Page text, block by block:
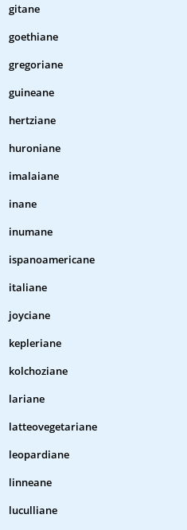
gitane
goethiane
gregoriane
guineane
hertziane
huroniane
imalaiane
inane
inumane
ispanoamericane
italiane
joyciane
kepleriane
kolchoziane
lariane
latteovegetariane
leopardiane
linneane
luculliane